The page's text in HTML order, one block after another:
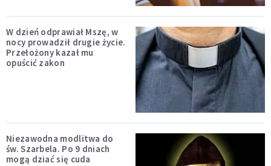
W dzień odprawiał Mszę, w
nocy prowadził drugie życie.
Przełożony kazał mu
opuścić zakon
Niezawodna modlitwa do
św. Szarbela. Po 9 dniach
mogą dziać się cuda